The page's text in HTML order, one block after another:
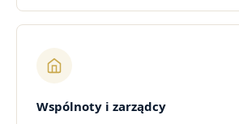
Wspólnoty i zarządcy